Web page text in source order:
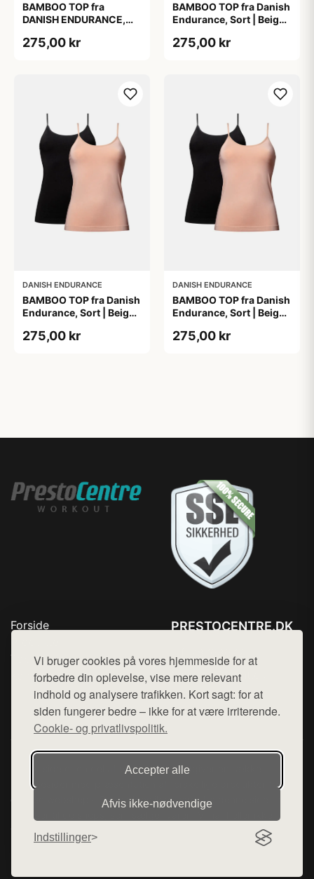
Vi bruger cookies på vores hjemmeside for at
forbedre din oplevelse, vise mere relevant
indhold og analysere trafikken. Kort sagt: for at
siden fungerer bedre – ikke for at være irriterende.
Cookie- og privatlivspolitik.
Accepter alle
Afvis ikke‑nødvendige
Indstillinger
BAMBOO TOP fra
DANISH ENDURANCE,
Behagelig, Perfekt
275,00 kr
BAMBOO TOP fra Danish
Endurance, Sort | Beige,
Komfortabel og
275,00 kr
DANISH ENDURANCE
BAMBOO TOP fra Danish
Endurance, Sort | Beige,
Komfortabel og
275,00 kr
DANISH ENDURANCE
BAMBOO TOP fra Danish
Endurance, Sort | Beige,
Komfortabel og
275,00 kr
Forside
Top Rabatter
Kontakt
PRESTOCENTRE.DK
Mail: hej@want.dk
Cookie- og privatlivspolitik
Denne side er en del af want.dk, der udgiver en række
hjemmesider med præsentation af forskellige produkter fra
diverse webshops. Der sælges ikke varer fra denne side - vi
varerne på lager.